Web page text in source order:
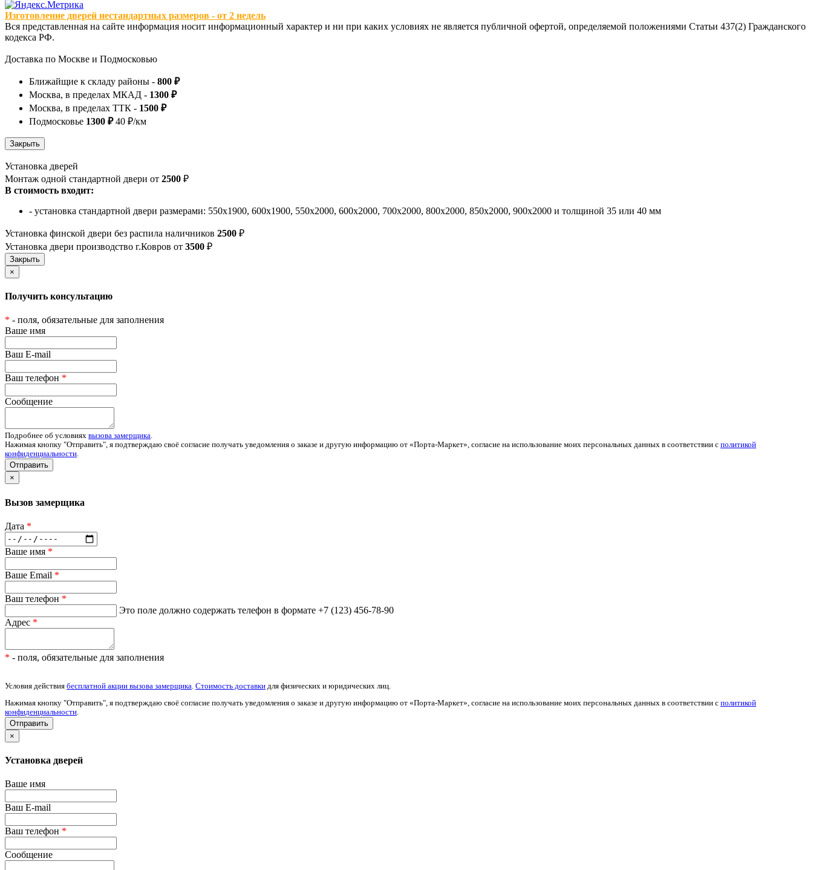
Изготовление дверей нестандартных размеров - от 2 недель
Вся представленная на сайте информация носит информационный характер и ни при каких условиях не является публичной офертой, определяемой положениями Статьи 437(2) Гражданского
кодекса РФ.
Доставка по Москве и Подмосковью
Ближайщие к складу районы - 800 ₽
Москва, в пределах МКАД - 1300 ₽
Москва, в пределах ТТК - 1500 ₽
Подмосковье 1300 ₽40 ₽/км
Установка дверей
Монтаж одной стандартной двери от 2500 ₽
В стоимость входит:
- установка стандартной двери размерами: 550х1900, 600х1900, 550х2000, 600х2000, 700х2000, 800х2000, 850х2000, 900х2000 и толщиной 35 или 40 мм
Установка финской двери без распила наличников 2500 ₽
Установка двери производство г.Ковров от 3500 ₽
×
Получить консультацию
* - поля, обязательные для заполнения
Ваше имя
Ваш E-mail
Ваш телефон *
Сообщение
Подробнее об условиях вызова замерщика.
Нажимая кнопку "Отправить", я подтверждаю своё согласие получать уведомления о заказе и другую информацию от «Порта-Маркет», согласие на использование моих персональных данных в соответствии с политикой
конфиденциальности.
Отправить
×
Вызов замерщика
Дата *
Ваше имя *
Ваше Email *
Ваш телефон *
Это поле должно содержать телефон в формате +7 (123) 456-78-90
Адрес *
* - поля, обязательные для заполнения
Условия действия бесплатной акции вызова замерщика Стоимость доставки для физических и юридических лиц.
Нажимая кнопку "Отправить", я подтверждаю своё согласие получать уведомления о заказе и другую информацию от «Порта-Маркет», согласие на использование моих персональных данных в соответствии с политикой
конфиденциальности
×
Установка дверей
Ваше имя
Ваш E-mail
Ваш телефон *
Сообщение